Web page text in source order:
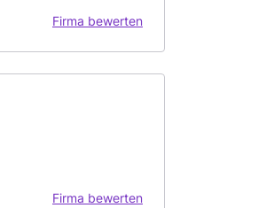
Firma bewerten
Firma bewerten